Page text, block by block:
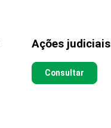
Ações judiciais
Consultar